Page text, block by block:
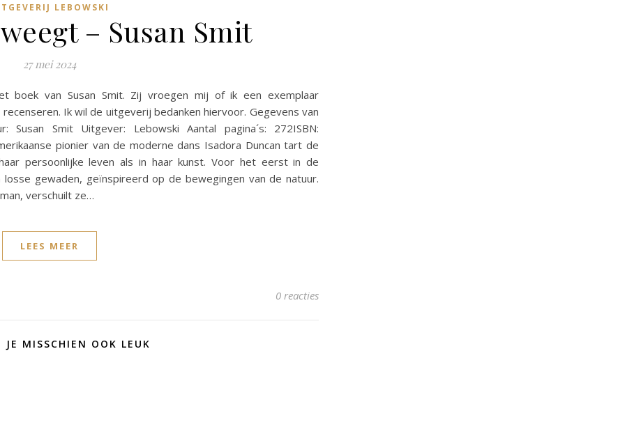
LEBOWSKI
– Susan Smit
27 mei 2024
boek van Susan Smit. Zij vroegen mij of ik een exemplaar
Ik wil de uitgeverij bedanken hiervoor. Gegevens van
Smit Uitgever: Lebowski Aantal pagina´s: 272ISBN:
pionier van de moderne dans Isadora Duncan tart de
persoonlijke leven als in haar kunst. Voor het eerst in de
gewaden, geïnspireerd op de bewegingen van de natuur.
verschuilt ze…
LEES MEER
0 reacties
MISSCHIEN OOK LEUK